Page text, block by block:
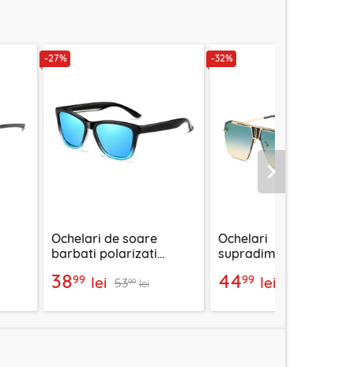
-27%
Ochelari de soare
barbati polarizati
3899 lei 5399 lei
-32%
Ochelari
supradimensionati
/ auriu, 2576
4499 lei